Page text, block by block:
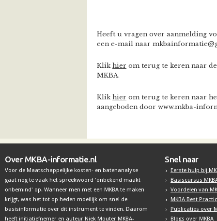
Heeft u vragen over aanmelding
een e-mail naar
Klik hier om terug te keren naar
MKBA.
Klik hier om terug te keren naar
aangeboden door www.mkba-
Over MKBA-informatie.nl
Voor de Maatschappelijke kosten- en batenanalyse
gaat nog te vaak het spreekwoord 'onbekend maakt
onbemind' op. Wanneer men met een MKBA te maken
krijgt, was het tot op heden moeilijk om snel de
basisinformatie over dit instrument te vinden. Daarom
heeft initiatiefnemer en auteur Niek Mouter MKBA-
Snel naar
Eerste hulp bij
Basiscursus
Voordelen van
MKBA Best
Publicaties over
Blogs over MKBA